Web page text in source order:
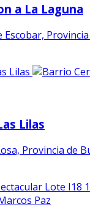
a La Laguna
Escobar,
Lilas
Provincia de